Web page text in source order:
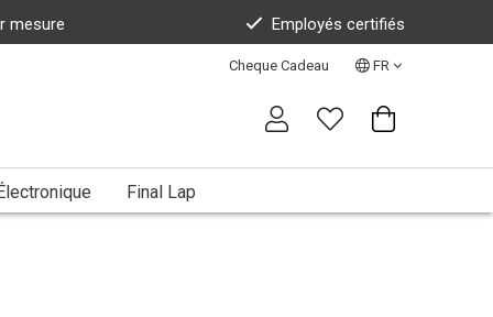
mesure Employés certifiés
Cheque Cadeau FR
Final Lap